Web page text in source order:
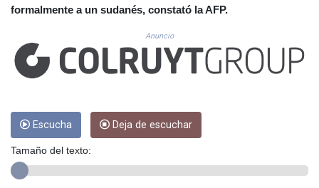
ERN 17.342035
FJD 2.553384
FKP 0.8566
GBP 0.856968
GHS 13.526832
GIP 0.8566
GNF 10123.874202
formalmente a un sudanés, constató la AFP.
Anuncio
Escucha Deja de escuchar
Tamaño del texto: